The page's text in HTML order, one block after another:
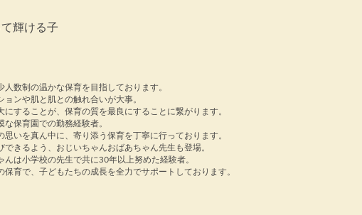
輝ける子
数制の温かな保育を目指しております。
ンや肌と肌との触れ合いが大事。
することが、保育の質を最良にすることに繋がります。
保育園での勤務経験者。
いを真ん中に、寄り添う保育を丁寧に行っております。
きるよう、おじいちゃんおばあちゃん先生も登場。
は小学校の先生で共に30年以上努めた経験者。
育で、子どもたちの成長を全力でサポートしております。